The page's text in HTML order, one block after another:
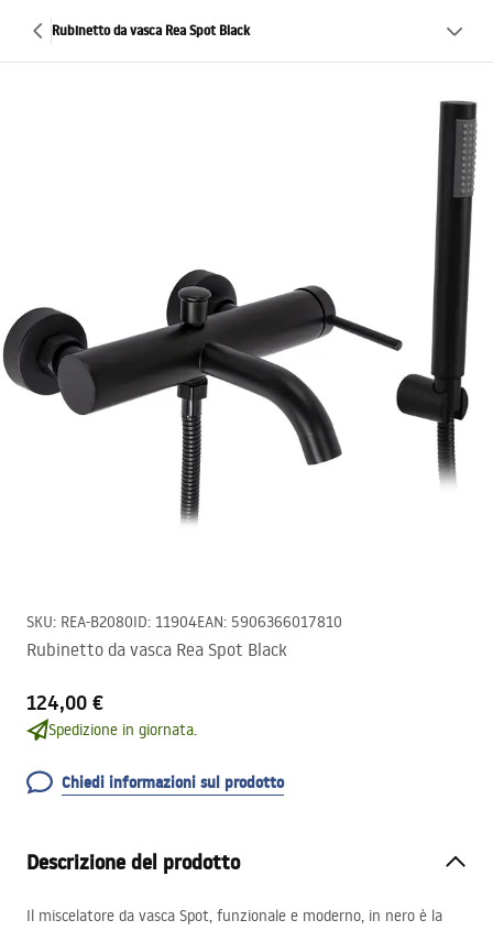
Rubinetto da vasca Rea Spot Black
SKU: REA-B2080ID: 11904EAN: 5906366017810
Rubinetto da vasca Rea Spot Black
124,00 €
Spedizione in giornata.
Chiedi informazioni sul prodotto
Descrizione del prodotto
Il miscelatore da vasca Spot, funzionale e moderno, in nero è la